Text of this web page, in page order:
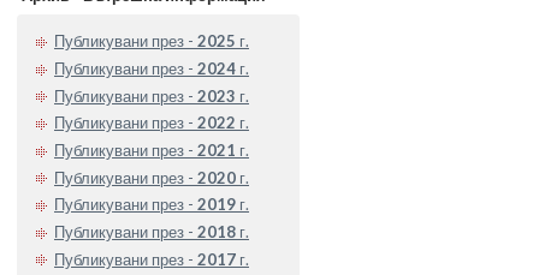
Публикувани през - 2025 г.
Публикувани през - 2024 г.
Публикувани през - 2023 г.
Публикувани през - 2022 г.
Публикувани през - 2021 г.
Публикувани през - 2020 г.
Публикувани през - 2019 г.
Публикувани през - 2018 г.
Публикувани през - 2017 г.